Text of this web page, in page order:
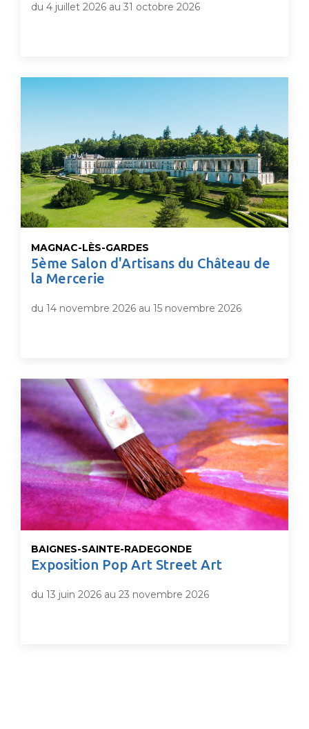
du 4 juillet 2026 au 31 octobre 2026
MAGNAC-LÈS-GARDES
5ème Salon d'Artisans du Château de
la Mercerie
du 14 novembre 2026 au 15 novembre 2026
BAIGNES-SAINTE-RADEGONDE
Exposition Pop Art Street Art
du 13 juin 2026 au 23 novembre 2026